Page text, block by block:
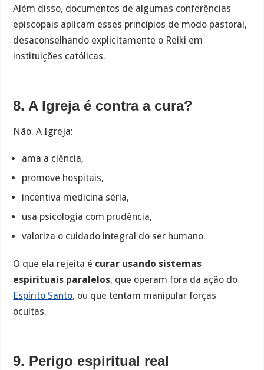
Além disso, documentos de algumas conferências
episcopais aplicam esses princípios de modo pastoral,
desaconselhando explicitamente o Reiki em
instituições católicas.
8. A Igreja é contra a cura?
Não. A Igreja:
ama a ciência,
promove hospitais,
incentiva medicina séria,
usa psicologia com prudência,
valoriza o cuidado integral do ser humano.
O que ela rejeita é curar usando sistemas
espirituais paralelos, que operam fora da ação do
Espírito Santo, ou que tentam manipular forças
ocultas.
9. Perigo espiritual real